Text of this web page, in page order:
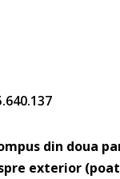
din doua
exterior